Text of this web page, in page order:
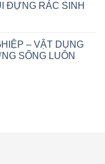
ĐỰNG RÁC SINH
– VẬT DỤNG
SỐNG LUÔN